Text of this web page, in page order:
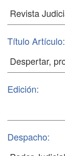
Título Artículo:
Edición:
Despacho: